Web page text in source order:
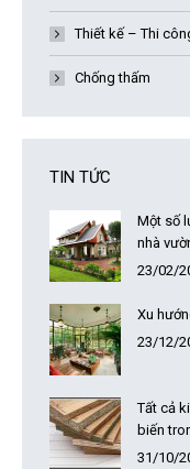
Thiết kế – Thi
Chống thấm
TIN TỨC
Một số
nhà
23/02/
Xu
23/12/
Tất cả
biến
31/10/